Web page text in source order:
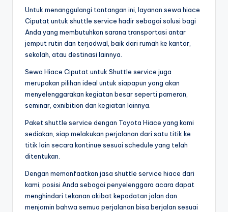
Untuk menanggulangi tantangan ini, layanan sewa hiace
Ciputat untuk shuttle service hadir sebagai solusi bagi
Anda yang membutuhkan sarana transportasi antar
jemput rutin dan terjadwal, baik dari rumah ke kantor,
sekolah, atau destinasi lainnya.
Sewa Hiace Ciputat untuk Shuttle service juga
merupakan pilihan ideal untuk siapapun yang akan
menyelenggarakan kegiatan besar seperti pameran,
seminar, exnibition dan kegiatan lainnya.
Paket shuttle service dengan Toyota Hiace yang kami
sediakan, siap melakukan perjalanan dari satu titik ke
titik lain secara kontinue sesuai schedule yang telah
ditentukan.
Dengan memanfaatkan jasa shuttle service hiace dari
kami, posisi Anda sebagai penyelenggara acara dapat
menghindari tekanan akibat kepadatan jalan dan
menjamin bahwa semua perjalanan bisa berjalan sesuai